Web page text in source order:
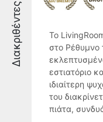
Διακριθέντες
Το
στο Ρέθυμνο
εστιατόριο
ιδιαίτερη
του
πιάτα,